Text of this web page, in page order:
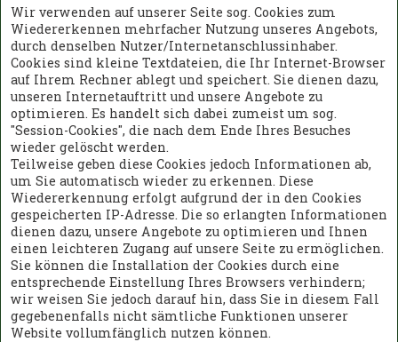
Wir verwenden auf unserer Seite sog. Cookies zum
Wiedererkennen mehrfacher Nutzung unseres Angebots,
durch denselben Nutzer/Internetanschlussinhaber.
Cookies sind kleine Textdateien, die Ihr Internet-Browser
auf Ihrem Rechner ablegt und speichert. Sie dienen dazu,
unseren Internetauftritt und unsere Angebote zu
optimieren. Es handelt sich dabei zumeist um sog.
"Session-Cookies", die nach dem Ende Ihres Besuches
wieder gelöscht werden.
Teilweise geben diese Cookies jedoch Informationen ab,
um Sie automatisch wieder zu erkennen. Diese
Wiedererkennung erfolgt aufgrund der in den Cookies
gespeicherten IP-Adresse. Die so erlangten Informationen
dienen dazu, unsere Angebote zu optimieren und Ihnen
einen leichteren Zugang auf unsere Seite zu ermöglichen.
Sie können die Installation der Cookies durch eine
entsprechende Einstellung Ihres Browsers verhindern;
wir weisen Sie jedoch darauf hin, dass Sie in diesem Fall
gegebenenfalls nicht sämtliche Funktionen unserer
Website vollumfänglich nutzen können.